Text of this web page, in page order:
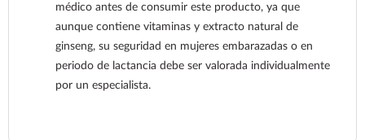
médico antes de consumir este producto, ya que
aunque contiene vitaminas y extracto natural de
ginseng, su seguridad en mujeres embarazadas o en
periodo de lactancia debe ser valorada individualmente
por un especialista.